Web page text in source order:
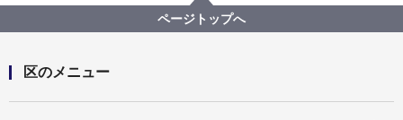
ページトップへ
区のメニュー